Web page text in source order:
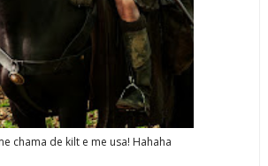
chama de kilt e me usa! Hahaha